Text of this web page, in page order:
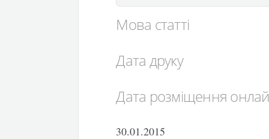
Мова статті
Дата друку
Дата розміщення
30.01.2015